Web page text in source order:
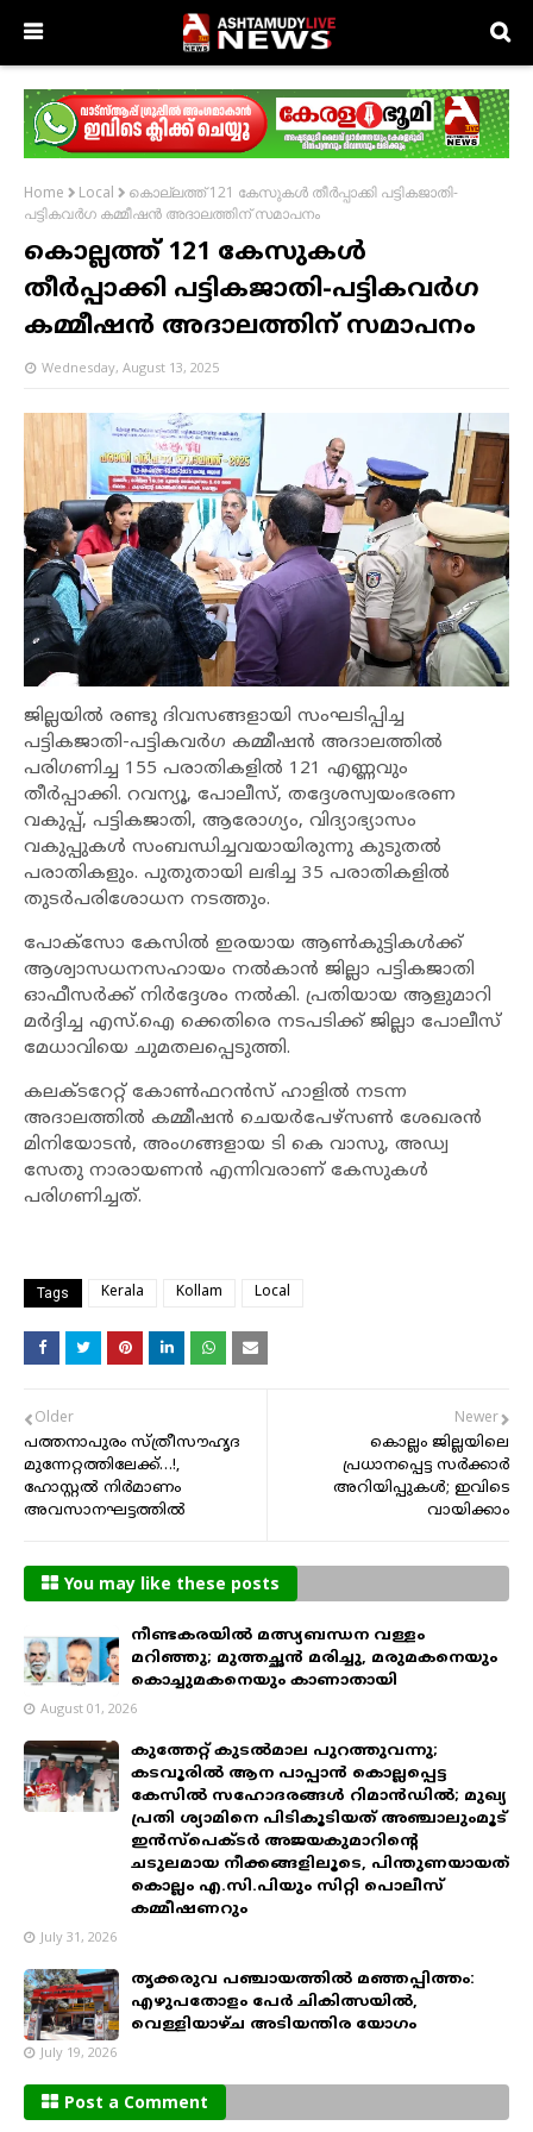
Home Local
കൊല്ലത്ത് 121 കേസുകള്‍ തീര്‍പ്പാക്കി പട്ടികജാതി-
പട്ടികവര്‍ഗ കമ്മീഷന്‍ അദാലത്തിന് സമാപനം
കൊല്ലത്ത് 121 കേസുകള്‍
തീര്‍പ്പാക്കി പട്ടികജാതി-പട്ടികവര്‍ഗ
കമ്മീഷന്‍ അദാലത്തിന് സമാപനം
Wednesday, August 13, 2025
ജില്ലയില്‍ രണ്ടു ദിവസങ്ങളായി സംഘടിപ്പിച്ച
പട്ടികജാതി-പട്ടികവര്‍ഗ കമ്മീഷന്‍ അദാലത്തില്‍
പരിഗണിച്ച 155 പരാതികളില്‍ 121 എണ്ണവും
തീര്‍പ്പാക്കി. റവന്യൂ, പോലീസ്, തദ്ദേശസ്വയംഭരണ
വകുപ്പ്, പട്ടികജാതി, ആരോഗ്യം, വിദ്യാഭ്യാസം
വകുപ്പുകള്‍ സംബന്ധിച്ചവയായിരുന്നു കുടുതല്‍
പരാതികളും. പുതുതായി ലഭിച്ച 35 പരാതികളില്‍
തുടര്‍പരിശോധന നടത്തും.
പോക്‌സോ കേസില്‍ ഇരയായ ആണ്‍കുട്ടികള്‍ക്ക്
ആശ്വാസധനസഹായം നല്‍കാന്‍ ജില്ലാ പട്ടികജാതി
ഓഫീസര്‍ക്ക് നിര്‍ദ്ദേശം നല്‍കി. പ്രതിയായ ആളുമാറി
മര്‍ദ്ദിച്ച എസ്.ഐ ക്കെതിരെ നടപടിക്ക് ജില്ലാ പോലീസ്
മേധാവിയെ ചുമതലപ്പെടുത്തി.
കലക്ടറേറ്റ് കോണ്‍ഫറന്‍സ് ഹാളില്‍ നടന്ന
അദാലത്തില്‍ കമ്മീഷന്‍ ചെയര്‍പേഴ്‌സണ്‍ ശേഖരന്‍
മിനിയോടന്‍, അംഗങ്ങളായ ടി കെ വാസു, അഡ്വ
സേതു നാരായണന്‍ എന്നിവരാണ് കേസുകള്‍
പരിഗണിച്ചത്.
Tags Kerala Kollam Local
Newer
കൊല്ലം ജില്ലയിലെ
പ്രധാനപ്പെട്ട സർക്കാർ
അറിയിപ്പുകൾ; ഇവിടെ
വായിക്കാം
Older
പത്തനാപുരം സ്ത്രീസൗഹൃദ
മുന്നേറ്റത്തിലേക്ക്…!,
ഹോസ്റ്റല്‍ നിര്‍മാണം
അവസാനഘട്ടത്തിൽ
You may like these posts
നീണ്ടകരയിൽ മത്സ്യബന്ധന വള്ളം
മറിഞ്ഞു; മുത്തച്ഛൻ മരിച്ചു, മരുമകനെയും
കൊച്ചുമകനെയും കാണാതായി
August 01, 2026
കുത്തേറ്റ് കുടൽമാല പുറത്തുവന്നു;
കടവൂരിൽ ആന പാപ്പാൻ കൊല്ലപ്പെട്ട
കേസിൽ സഹോദരങ്ങൾ റിമാൻഡിൽ; മുഖ്യ
പ്രതി ശ്യാമിനെ പിടികൂടിയത് അഞ്ചാലുംമൂട്
ഇൻസ്പെക്ടർ അജയകുമാറിന്റെ
ചടുലമായ നീക്കങ്ങളിലൂടെ, പിന്തുണയായത്
കൊല്ലം എ.സി.പിയും സിറ്റി പൊലീസ്
കമ്മീഷണറും
July 31, 2026
തൃക്കരുവ പഞ്ചായത്തിൽ മഞ്ഞപ്പിത്തം:
എഴുപതോളം പേർ ചികിത്സയിൽ,
വെള്ളിയാഴ്ച അടിയന്തിര യോഗം
July 19, 2026
Post a Comment